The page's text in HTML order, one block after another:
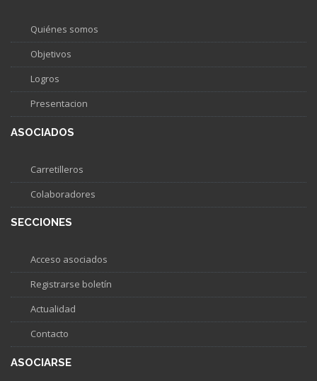
Quiénes somos
Objetivos
Logros
Presentacion
ASOCIADOS
Carretilleros
Colaboradores
SECCIONES
Acceso asociados
Registrarse boletín
Actualidad
Contacto
ASOCIARSE